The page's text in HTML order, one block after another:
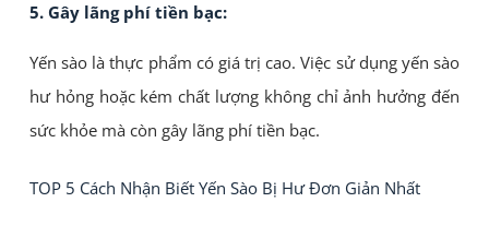
5. Gây lãng phí tiền bạc:
Yến sào là thực phẩm có giá trị cao. Việc sử dụng yến sào
hư hỏng hoặc kém chất lượng không chỉ ảnh hưởng đến
sức khỏe mà còn gây lãng phí tiền bạc.
TOP 5 Cách Nhận Biết Yến Sào Bị Hư Đơn Giản Nhất